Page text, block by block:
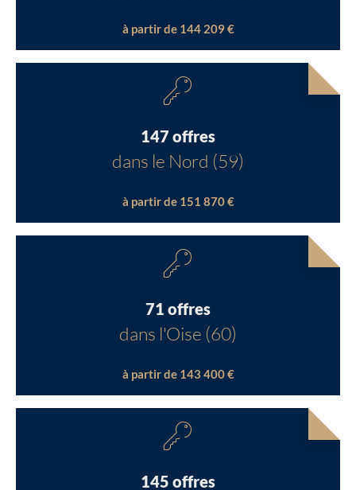
à partir de 144 209 €
147 offres
dans le Nord (59)
à partir de 151 870 €
71 offres
dans l'Oise (60)
à partir de 143 400 €
145 offres